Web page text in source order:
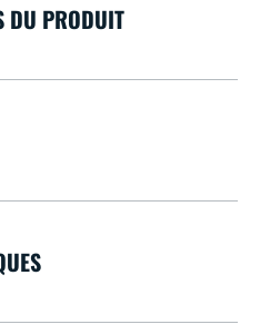
DU PRODUIT